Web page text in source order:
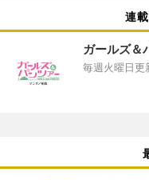
連
ガールズ＆
毎週火曜日更